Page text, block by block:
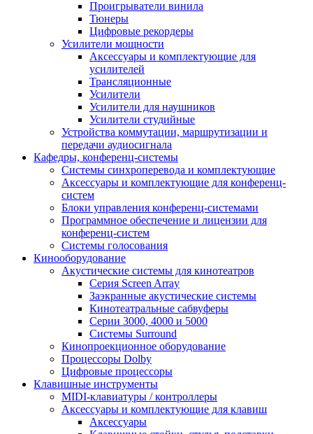
Проигрыватели винила
Тюнеры
Цифровые рекордеры
Усилители мощности
Аксессуары и комплектующие для
усилителей
Трансляционные
Усилители
Усилители для наушников
Усилители студийные
Устройства коммутации, маршрутизации и
передачи аудиосигнала
Кафедры, конференц-системы
Cистемы синхроперевода и комплектующие
Аксессуары и комплектующие для конференц-
систем
Блоки управления конференц-системами
Программное обеспечение и лицензии для
конференц-систем
Системы голосования
Кинооборудование
Акустические системы для кинотеатров
Cерия Screen Array
Заэкранные акустические системы
Кинотеатральные сабвуферы
Серии 3000, 4000 и 5000
Системы Surround
Кинопроекционное оборудование
Процессоры Dolby
Цифровые процессоры
Клавишные инструменты
MIDI-клавиатуры / контроллеры
Аксессуары и комплектующие для клавиш
Аксессуары